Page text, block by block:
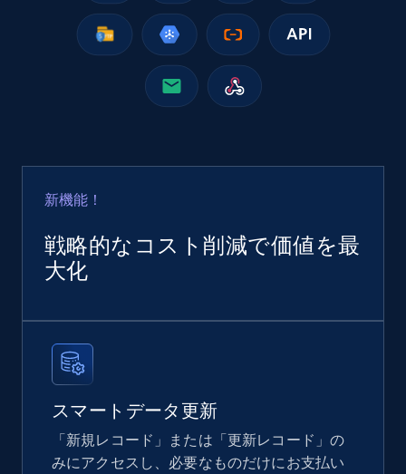
URL, Product id, Title, Seller name, Seller rating,
Seller reviews, Breadcrumbs, Root category, and
more.
Google Shopping
URL, Product id, Title, Product description,
eCommerce
2.4K+ 199+
新機能！
戦略的なコスト削減で価値を最
大化
スマートデータ更新
「新規レコード」または「更新レコード」の
みにアクセスし、必要なものだけにお支払い